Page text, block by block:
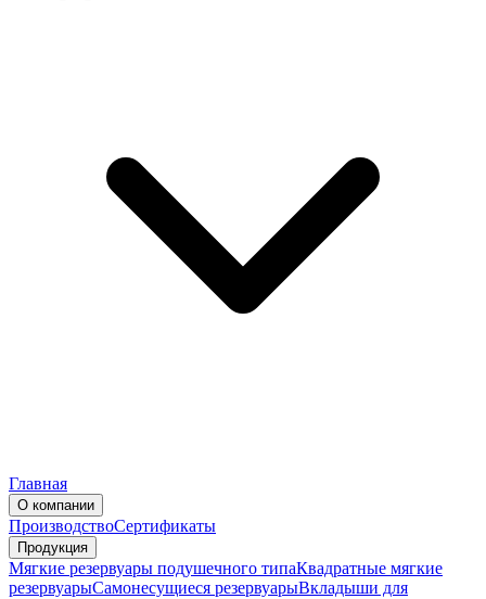
Главная
О компании
ПроизводствоСертификаты
Продукция
Мягкие резервуары подушечного типаКвадратные мягкие
резервуарыСамонесущиеся резервуарыВкладыши для